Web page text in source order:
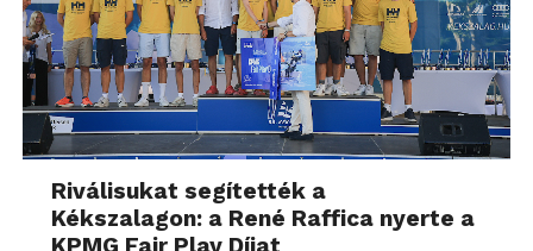
Riválisukat segítették a
Kékszalagon: a René Raffica nyerte a